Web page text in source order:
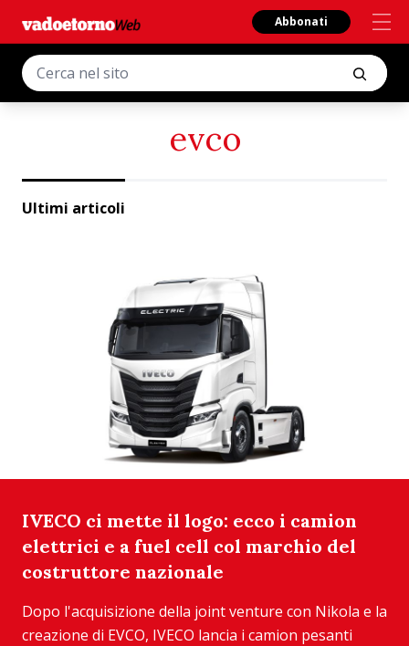
Abbonati
evco
Ultimi articoli
IVECO ci mette il logo: ecco i camion
elettrici e a fuel cell col marchio del
costruttore nazionale
Dopo l'acquisizione della joint venture con Nikola e la
creazione di EVCO, IVECO lancia i camion pesanti